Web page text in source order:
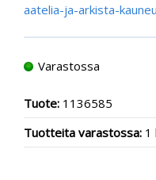
aatelia-ja-arkista-
Varastossa
Tuote: 1136585
Tuotteita varastossa: 1